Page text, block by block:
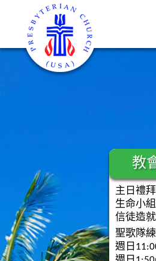
教
主日禮
生命小
信徒造
聖歌隊
週日